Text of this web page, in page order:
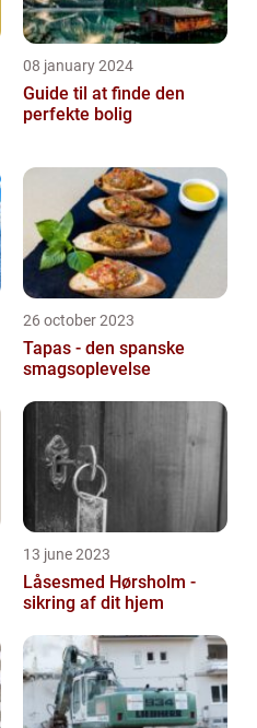
08 january 2024
Guide til at finde den
perfekte bolig
26 october 2023
Tapas - den spanske
smagsoplevelse
13 june 2023
Låsesmed Hørsholm -
sikring af dit hjem